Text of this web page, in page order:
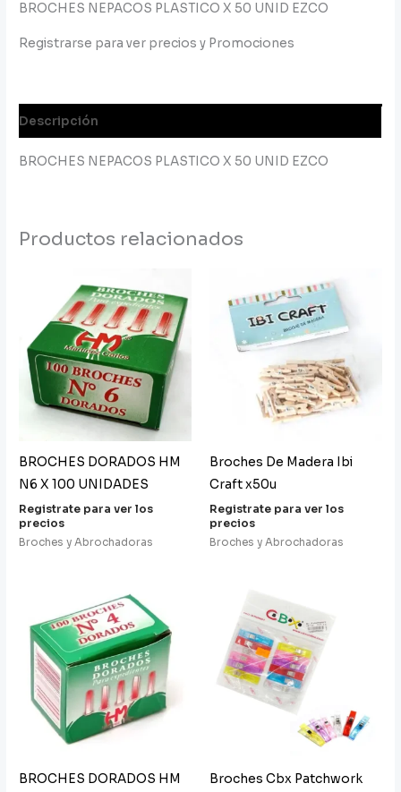
BROCHES NEPACOS PLASTICO X 50 UNID EZCO
Registrarse para ver precios y Promociones
Descripción
BROCHES NEPACOS PLASTICO X 50 UNID EZCO
Productos relacionados
BROCHES DORADOS HM
N6 X 100 UNIDADES
Registrate para ver los
precios
Broches y Abrochadoras
Broches De Madera Ibi
Craft x50u
Registrate para ver los
precios
Broches y Abrochadoras
BROCHES DORADOS HM
Broches Cbx Patchwork